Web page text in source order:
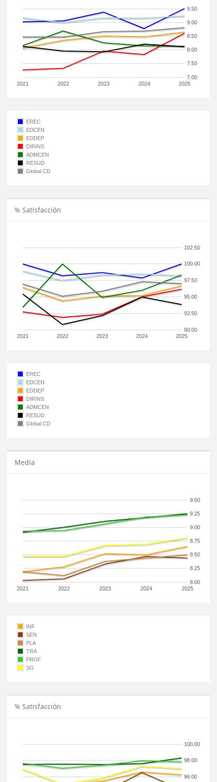
2021 2022 2023 2024 2025
7.00
7.50
8.00
8.50
9.00
9.50
EREC
EDCEN
EDDEP
DIRINS
ADMCEN
RESUD
Global CD
% Satisfacción
2021 2022 2023 2024 2025
90.00
92.50
95.00
97.50
100.00
102.50
EREC
EDCEN
EDDEP
DIRINS
ADMCEN
RESUD
Global CD
Media
2021 2022 2023 2024 2025
8.00
8.25
8.50
8.75
9.00
9.25
9.50
INF
SEN
PLA
TRA
PROF
SG
% Satisfacción
96.00
98.00
100.00